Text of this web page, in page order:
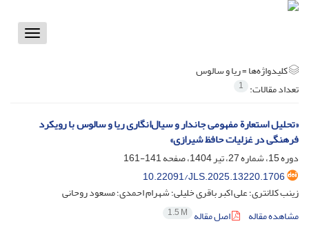
Toggle
کلیدواژه‌ها =ریا و سالوس
تعداد مقالات: 1
«تحلیل استعارة مفهومی جاندار و سیال‌انگاری ریا و سالوس با رویکرد
فرهنگی در غزلیات حافظ شیرازی»
دوره 15، شماره 27، تیر 1404، صفحه
141-161
10.22091/JLS.2025.13220.1706
زینب کلانتری؛ علی اکبر باقری خلیلی؛ شهرام احمدی؛ مسعود روحانی
مشاهده مقاله
اصل مقاله 1.5 M